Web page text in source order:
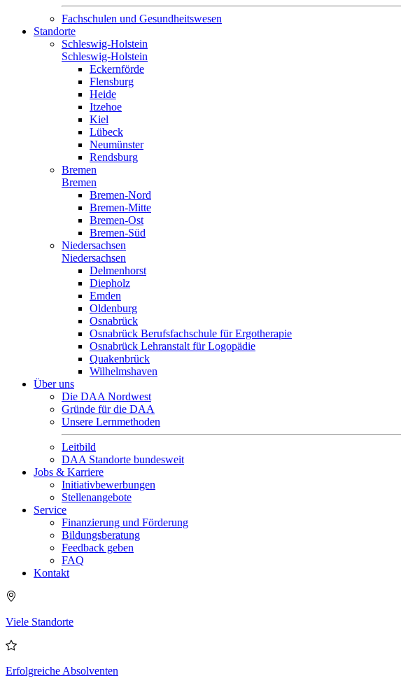
Fachschulen und Gesundheitswesen
Standorte
Schleswig-Holstein
Schleswig-Holstein
Eckernförde
Flensburg
Heide
Itzehoe
Kiel
Lübeck
Neumünster
Rendsburg
Bremen
Bremen
Bremen-Nord
Bremen-Mitte
Bremen-Ost
Bremen-Süd
Niedersachsen
Niedersachsen
Delmenhorst
Diepholz
Emden
Oldenburg
Osnabrück
Osnabrück Berufsfachschule für Ergotherapie
Osnabrück Lehranstalt für Logopädie
Quakenbrück
Wilhelmshaven
Über uns
Die DAA Nordwest
Gründe für die DAA
Unsere Lernmethoden
Leitbild
DAA Standorte bundesweit
Jobs & Karriere
Initiativbewerbungen
Stellenangebote
Service
Finanzierung und Förderung
Bildungsberatung
Feedback geben
FAQ
Kontakt
Viele Standorte
Erfolgreiche Absolventen